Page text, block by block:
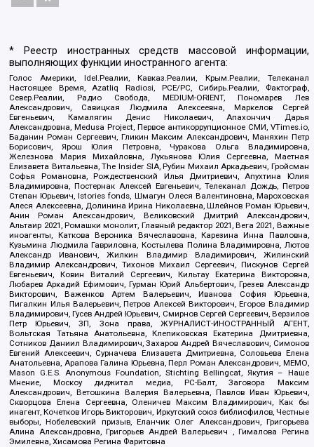
* Реестр иностранных средств массовой информации,
выполняющих функции иностранного агента:
Голос Америки, Idel.Реалии, Кавказ.Реалии, Крым.Реалии, Телеканал
Настоящее Время, Azatliq Radiosi, PCE/PC, Сибирь.Реалии, Фактограф,
Север.Реалии, Радио Свобода, MEDIUM-ORIENT, Пономарев Лев
Александрович, Савицкая Людмила Алексеевна, Маркелов Сергей
Евгеньевич, Камалягин Денис Николаевич, Апахончич Дарья
Александровна, Medusa Project, Первое антикоррупционное СМИ, VTimes.io,
Баданин Роман Сергеевич, Гликин Максим Александрович, Маняхин Петр
Борисович, Ярош Юлия Петровна, Чуракова Ольга Владимировна,
Железнова Мария Михайловна, Лукьянова Юлия Сергеевна, Маетная
Елизавета Витальевна, The Insider SIA, Рубин Михаил Аркадьевич, Гройсман
Софья Романовна, Рождественский Илья Дмитриевич, Апухтина Юлия
Владимировна, Постернак Алексей Евгеньевич, Телеканал Дождь, Петров
Степан Юрьевич, Istories fonds, Шмагун Олеся Валентиновна, Мароховская
Алеся Алексеевна, Долинина Ирина Николаевна, Шлейнов Роман Юрьевич,
Анин Роман Александрович, Великовский Дмитрий Александрович,
Альтаир 2021, Ромашки монолит, Главный редактор 2021, Вега 2021, Важные
иноагенты, Каткова Вероника Вячеславовна, Карезина Инна Павловна,
Кузьмина Людмила Гавриловна, Костылева Полина Владимировна, Лютов
Александр Иванович, Жилкин Владимир Владимирович, Жилинский
Владимир Александрович, Тихонов Михаил Сергеевич, Пискунов Сергей
Евгеньевич, Ковин Виталий Сергеевич, Кильтау Екатерина Викторовна,
Любарев Аркадий Ефимович, Гурман Юрий Альбертович, Грезев Александр
Викторович, Важенков Артем Валерьевич, Иванова София Юрьевна,
Пигалкин Илья Валерьевич, Петров Алексей Викторович, Егоров Владимир
Владимирович, Гусев Андрей Юрьевич, Смирнов Сергей Сергеевич, Верзилов
Петр Юрьевич, ЗП, Зона права, ЖУРНАЛИСТ-ИНОСТРАННЫЙ АГЕНТ,
Вольтская Татьяна Анатольевна, Клепиковская Екатерина Дмитриевна,
Сотников Даниил Владимирович, Захаров Андрей Вячеславович, Симонов
Евгений Алексеевич, Сурначева Елизавета Дмитриевна, Соловьева Елена
Анатольевна, Арапова Галина Юрьевна, Перл Роман Александрович, МЕМО,
Mason G.E.S. Anonymous Foundation, Stichting Bellingcat, Якутия – Наше
Мнение, Москоу диджитал медиа, РС-Балт, Заговора Максим
Александрович, Ветошкина Валерия Валерьевна, Павлов Иван Юрьевич,
Скворцова Елена Сергеевна, Оленичев Максим Владимирович, Как бы
инагент, Кочетков Игорь Викторович, Иркутский союз библиофилов, Честные
выборы, Нобелевский призыв, Еланчик Олег Александрович, Григорьева
Алина Александровна, Григорьев Андрей Валерьевич , Гималова Регина
Эмилевна, Хисамова Регина Фаритовна